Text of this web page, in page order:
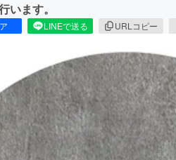
います。
LINEで送る URLコピー